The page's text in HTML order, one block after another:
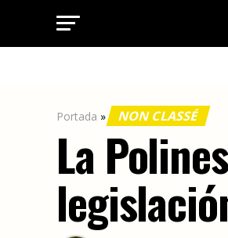
Portada » NON CLASSÉ
La